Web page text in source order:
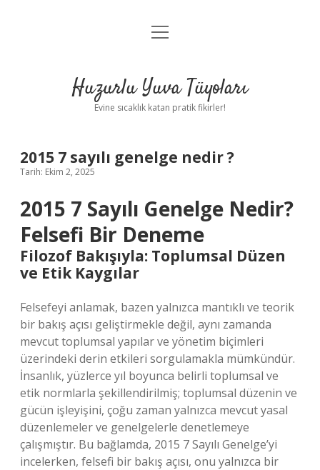
Anasayfa
Yasal Uyarı
menüyü
Huzurlu Yuva Tüyoları
Evine sıcaklık katan pratik fikirler!
2015 7 sayılı genelge nedir ?
Tarih: Ekim 2, 2025
2015 7 Sayılı Genelge Nedir?
Felsefi Bir Deneme
Filozof Bakışıyla: Toplumsal Düzen
ve Etik Kaygılar
Felsefeyi anlamak, bazen yalnızca mantıklı ve teorik
bir bakış açısı geliştirmekle değil, aynı zamanda
mevcut toplumsal yapılar ve yönetim biçimleri
üzerindeki derin etkileri sorgulamakla mümkündür.
İnsanlık, yüzlerce yıl boyunca belirli toplumsal ve
etik normlarla şekillendirilmiş; toplumsal düzenin ve
gücün işleyişini, çoğu zaman yalnızca mevcut yasal
düzenlemeler ve genelgelerle denetlemeye
çalışmıştır. Bu bağlamda, 2015 7 Sayılı Genelge’yi
incelerken, felsefi bir bakış açısı, onu yalnızca bir